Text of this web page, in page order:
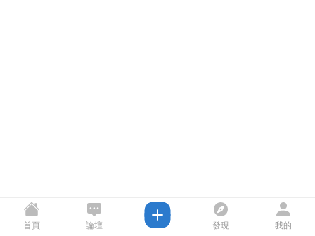
首頁 論壇 發現 我的